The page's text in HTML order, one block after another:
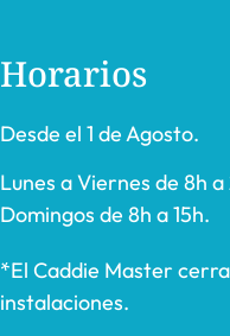
Horarios
Desde el 1 de Agosto.
Lunes a Viernes de 8h a
Domingos de 8h a 15h.
*El Caddie Master
instalaciones.